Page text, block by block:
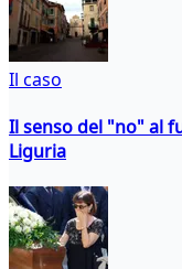
Il caso
Il senso del "no" al
Liguria